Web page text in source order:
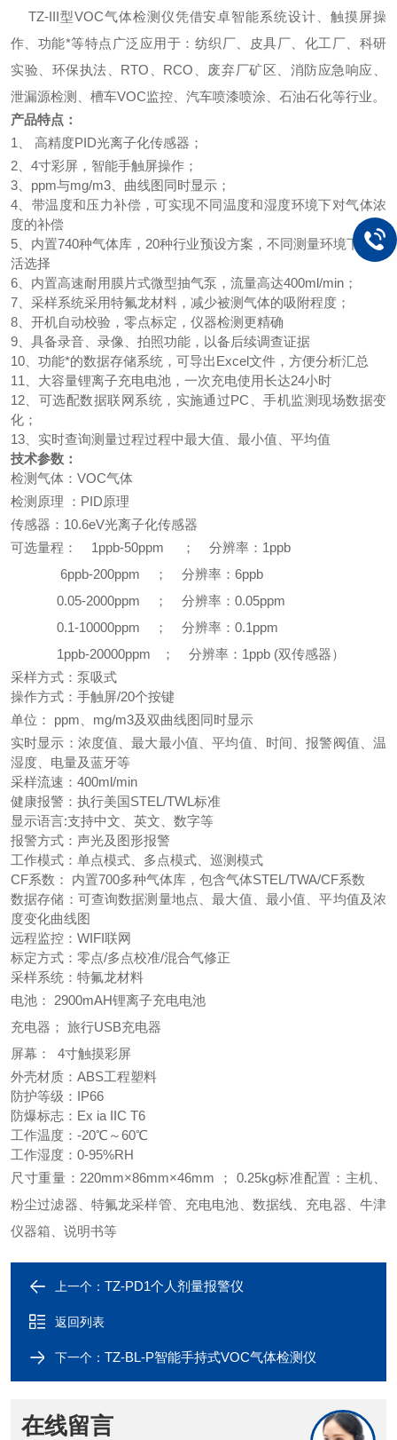
TZ-III型VOC气体检测仪凭借安卓智能系统设计、触摸屏操
作、功能*等特点广泛应用于： 纺织厂、皮具厂、化工厂、 科研
实验、环保执法、RTO、RCO、废弃厂矿区、消防应急响应、
泄漏源检测、槽车VOC监控、汽车喷漆喷涂、石油石化等行业。
产品特点：
1、 高精度PID光离子化传感器；
2、4寸彩屏，智能手触屏操作；
3、ppm与mg/m3、曲线图同时显示；
4、带温度和压力补偿，可实现不同温度和湿度环境下对气体浓
度的补偿
5、内置740种气体库，20种行业预设方案，不同测量环境下可灵
活选择
6、内置高速耐用膜片式微型抽气泵，流量高达400ml/min；
7、采样系统采用特氟龙材料，减少被测气体的吸附程度；
8、开机自动校验，零点标定，仪器检测更精确
9、具备录音、录像、拍照功能，以备后续调查证据
10、功能*的数据存储系统，可导出Excel文件，方便分析汇总
11、大容量锂离子充电电池，一次充电使用长达24小时
12、可选配数据联网系统，实施通过PC、手机监测现场数据变
化；
13、实时查询测量过程过程中最大值、最小值、平均值
技术参数：
检测气体：VOC气体
检测原理 ：PID原理
传感器：10.6eV光离子化传感器
可选量程：
1ppb-50ppm ； 分辨率：1ppb
6ppb-200ppm ； 分辨率：6ppb
0.05-2000ppm ； 分辨率：0.05ppm
0.1-10000ppm ； 分辨率：0.1ppm
1ppb-20000ppm ； 分辨率：1ppb (双传感器）
采样方式：泵吸式
操作方式：手触屏/20个按键
单位： ppm、mg/m3及双曲线图同时显示
实时显示：浓度值、最大最小值、平均值、时间、报警阀值、温
湿度、电量及蓝牙等
采样流速：400ml/min
健康报警：执行美国STEL/TWL标准
显示语言:支持中文、英文、数字等
报警方式：声光及图形报警
工作模式：单点模式、多点模式、巡测模式
CF系数： 内置700多种气体库，包含气体STEL/TWA/CF系数
数据存储：可查询数据测量地点、最大值、最小值、平均值及浓
度变化曲线图
远程监控：WIFI联网
标定方式：零点/多点校准/混合气修正
采样系统：特氟龙材料
电池：
2900mAH锂离子充电电池
充电器； 旅行USB充电器
屏幕：
4寸触摸彩屏
外壳材质：ABS工程塑料
防护等级：IP66
防爆标志：Ex ia IIC T6
工作温度：-20℃～60℃
工作湿度：0-95%RH
尺寸重量：220mm×86mm×46mm ；
0.25kg标准配置：主机、
粉尘过滤器、特氟龙采样管、充电电池、数据线、充电器、牛津
仪器箱、说明书等
上一个： TZ-PD1个人剂量报警仪
返回列表
下一个： TZ-BL-P智能手持式VOC气体检测仪
在线留言